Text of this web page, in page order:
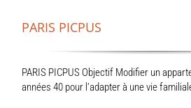
PARIS PICPUS
PARIS PICPUS Objectif Modifier un
années 40 pour l’adapter à une vie